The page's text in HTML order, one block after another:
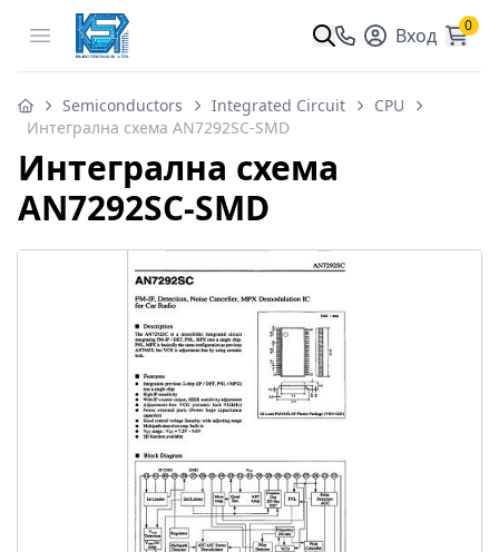
Open menu Вход 0
Semiconductors Integrated Circuit
CPU
Интегрална схема AN7292SC-SMD
Интегрална схема
AN7292SC-SMD